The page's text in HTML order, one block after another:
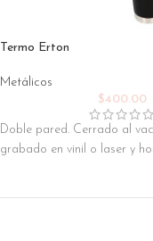
Termo Erton
Metálicos
$400.00
Doble pared. Cerrado al
grabado en vinil o laser y